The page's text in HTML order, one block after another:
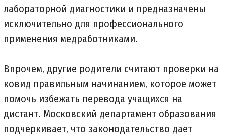
лабораторной диагностики и предназначены
исключительно для профессионального
применения медработниками.
Впрочем, другие родители считают проверки на
ковид правильным начинанием, которое может
помочь избежать перевода учащихся на
дистант. Московский департамент образования
подчеркивает, что законодательство дает